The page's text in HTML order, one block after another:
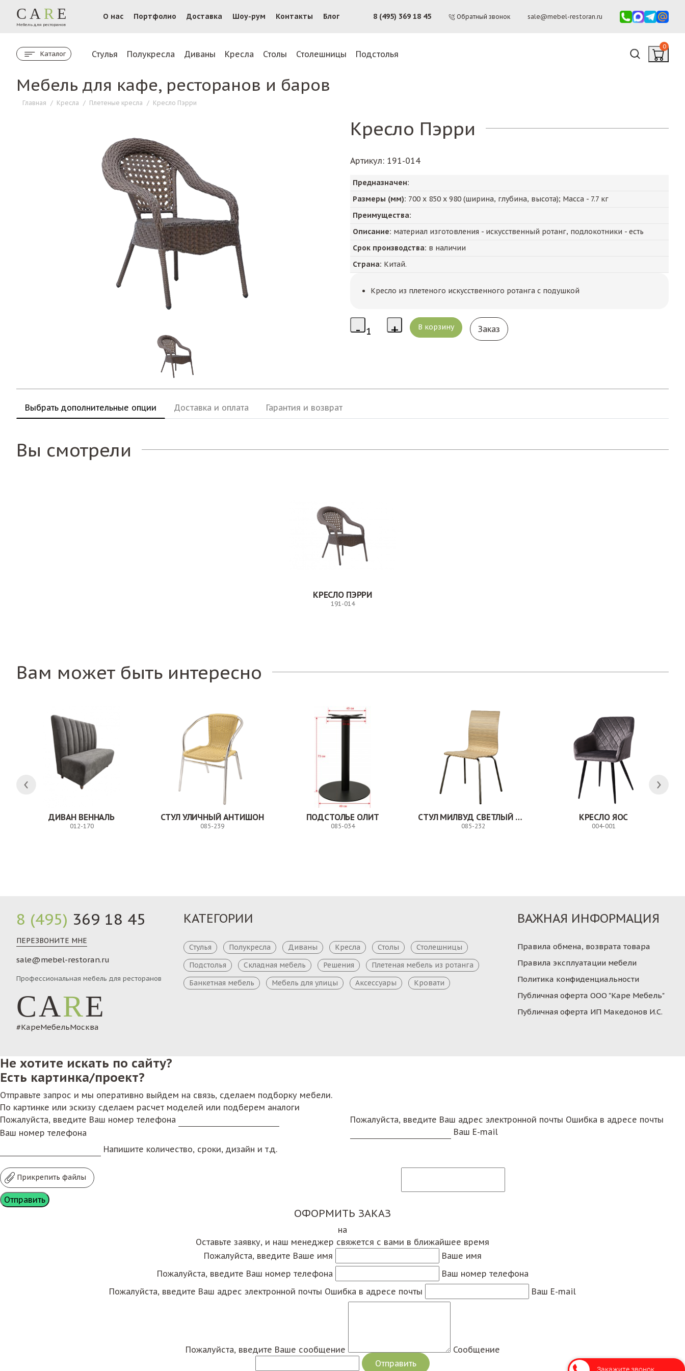
CA R E
Мебель для ресторанов
О нас Портфолио Доставка Шоу-рум Контакты Блог 8 (495) 369 18 45 Обратный звонок sale@mebel-restoran.ru
Каталог Стулья Полукресла Диваны Кресла Столы Столешницы Подстолья
0
Мебель для кафе, ресторанов и баров
Главная / Кресла / Плетеные кресла / Кресло Пэрри
Кресло Пэрри
Артикул: 191-014
Предназначен:
Размеры (мм): 700 х 850 х 980 (ширина, глубина, высота); Масса - 7.7 кг
Преимущества:
Описание: материал изготовления - искусственный ротанг, подлокотники - есть
Срок производства: в наличии
Страна: Китай.
Кресло из плетеного искусственного ротанга с подушкой
Заказ
Выбрать дополнительные опции Доставка и оплата Гарантия и возврат
Вы смотрели
КРЕСЛО ПЭРРИ
191-014
Вам может быть интересно
ДИВАН ВЕННАЛЬ
012-170
СТУЛ УЛИЧНЫЙ АНТИШОН
085-239
ПОДСТОЛЬЕ ОЛИТ
085-034
СТУЛ МИЛВУД СВЕТЛЫЙ ШЕЛК
085-232
КРЕСЛО ЯОС
004-001
8 (495) 369 18 45
ПЕРЕЗВОНИТЕ МНЕ
sale@mebel-restoran.ru
Профессиональная мебель для ресторанов
CARE
#КареМебельМосква
КАТЕГОРИИ
Стулья Полукресла Диваны Кресла Столы
Столешницы
Подстолья
Складная мебель Решения
Плетеная мебель из ротанга
Банкетная мебель
Мебель для улицы Аксессуары Кровати
ВАЖНАЯ ИНФОРМАЦИЯ
Правила обмена, возврата товара
Правила эксплуатации мебели
Политика конфиденциальности
Публичная оферта ООО "Каре Мебель"
Публичная оферта ИП Македонов И.С.
Не хотите искать по сайту?
Есть картинка/проект?
Отправьте запрос и мы оперативно выйдем на связь, сделаем подборку мебели.
По картинке или эскизу сделаем расчет моделей или подберем аналоги
Пожалуйста, введите Ваш номер телефона
Ваш номер телефона
Пожалуйста, введите Ваш адрес электронной почты Ошибка в адресе почты
Ваш E-mail
Напишите количество, сроки, дизайн и т.д.
Прикрепить файлы
ОФОРМИТЬ ЗАКАЗ
на
Оставьте заявку, и наш менеджер свяжется с вами в ближайшее время
Пожалуйста, введите Ваше имя
Ваше имя
Пожалуйста, введите Ваш номер телефона
Ваш номер телефона
Пожалуйста, введите Ваш адрес электронной почты Ошибка в адресе почты Ваш E-mail
Пожалуйста, введите Ваше сообщение Сообщение